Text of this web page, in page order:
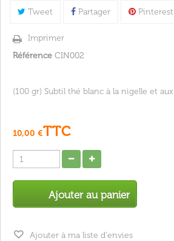
Tweet Partager Pinterest
Imprimer
Référence CIN002
(100 gr) Subtil thé blanc à la nigelle et
10,00 €TTC
Ajouter au panier
Ajouter à ma liste d'envies